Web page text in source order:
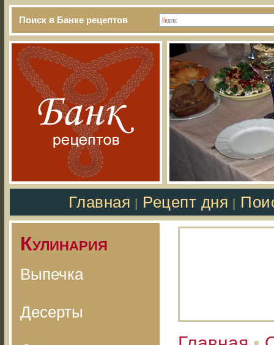
Поиск в Банке рецептов
Главная Рецепт дня
Кулинария
Выпечка
Десерты